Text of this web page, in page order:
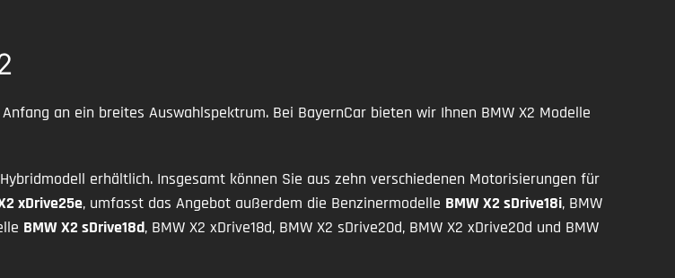
an ein breites Auswahlspektrum. Bei BayernCar bieten wir Ihnen BMW X2 Modelle
erhältlich. Insgesamt können Sie aus zehn verschiedenen Motorisierungen für
xDrive25e, umfasst das Angebot außerdem die Benzinermodelle BMW X2 sDrive18i, BMW
BMW X2 sDrive18d, BMW X2 xDrive18d, BMW X2 sDrive20d, BMW X2 xDrive20d und BMW